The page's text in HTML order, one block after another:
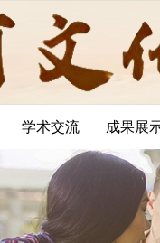
学术交流 成果展